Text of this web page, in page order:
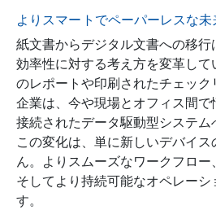
よりスマートでペーパーレスな
紙文書からデジタル文書への移行
効率性に対する考え方を変革して
のレポートや印刷されたチェッ
企業は、今や現場とオフィス間で
接続されたデータ駆動型システム
この変化は、単に新しいデバイ
ん。よりスムーズなワークフロー
そしてより持続可能なオペレー
す。